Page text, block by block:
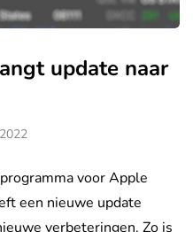
update naar
voor Apple
een nieuwe update
verbeteringen. Zo is